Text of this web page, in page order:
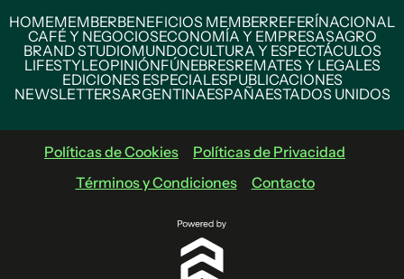
HOMEMEMBERBENEFICIOS MEMBERREFERÍNACIONAL
CAFÉ Y NEGOCIOSECONOMÍA Y EMPRESASAGRO
BRAND STUDIOMUNDOCULTURA Y ESPECTÁCULOS
LIFESTYLEOPINIÓNFÚNEBRESREMATES Y LEGALES
EDICIONES ESPECIALESPUBLICACIONES
NEWSLETTERSARGENTINAESPAÑAESTADOS UNIDOS
Políticas de Cookies
Políticas de Privacidad
Términos y Condiciones
Contacto